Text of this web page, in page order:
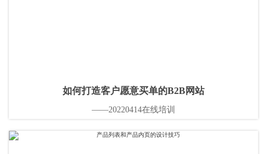
如何打造客户愿意买单的B2B网站
——20220414在线培训